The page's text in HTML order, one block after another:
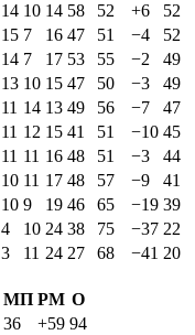
14 10 14 58 52 +6
52
15 7 16 47 51 −4
52
14 7 17 53 55 −2
49
13 10 15 47 50 −3
49
11 14 13 49 56 −7
47
11 12 15 41 51 −10 45
11 11 16 48 51 −3
44
10 11 17 48 57 −9
41
10 9 19 46 65 −19 39
4 10 24 38 75 −37 22
3 11 24 27 68 −41 20
МП РМ О
36 +59 94